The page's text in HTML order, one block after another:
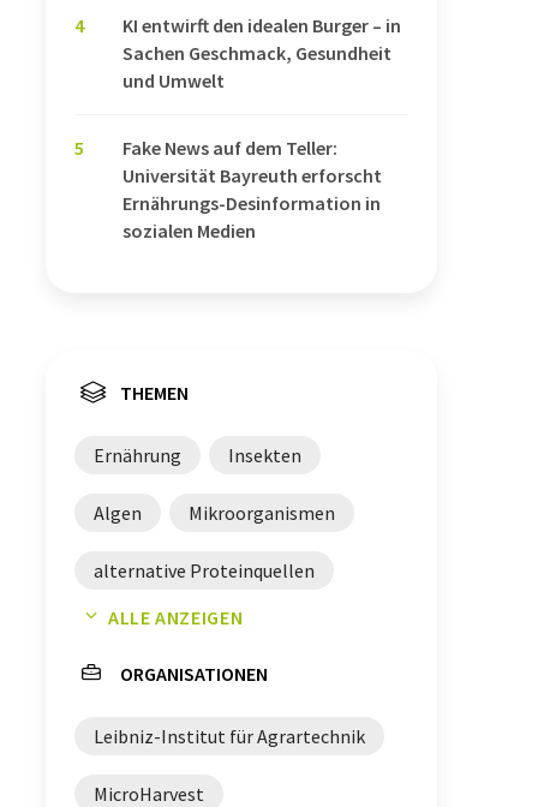
4
KI entwirft den idealen Burger – in
Sachen Geschmack, Gesundheit
und Umwelt
5
Fake News auf dem Teller:
Universität Bayreuth erforscht
Ernährungs-Desinformation in
sozialen Medien
THEMEN
Ernährung Insekten
Algen Mikroorganismen
alternative Proteinquellen
Proteine
ALLE ANZEIGEN
ORGANISATIONEN
Leibniz-Institut für Agrartechnik
MicroHarvest